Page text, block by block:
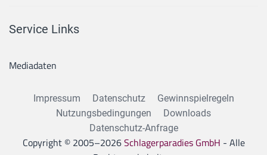
Service Links
Mediadaten
Impressum Datenschutz
Gewinnspielregeln
Nutzungsbedingungen
Downloads
Datenschutz-Anfrage
Copyright © 2005–2026Schlagerparadies GmbH - Alle